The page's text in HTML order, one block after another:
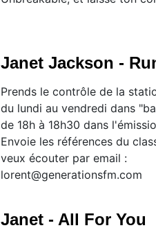
Janet Jackson -
Prends le contrôle de la
du lundi au vendredi dans
de 18h à 18h30 dans
Envoie les références du
veux écouter par email :
lorent@generationsfm.com
Janet - All For You